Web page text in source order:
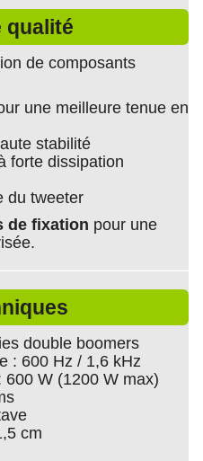
qualité
de composants
une meilleure tenue en
stabilité
forte dissipation
du tweeter
de fixation pour une
double boomers
: 600 Hz / 1,6 kHz
W (1200 W max)
cm